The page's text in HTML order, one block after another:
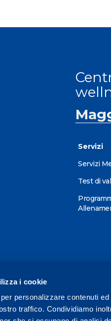
i cookie
personalizzare contenuti
traffico. Condividiamo
Servizi
Servizi
Test di